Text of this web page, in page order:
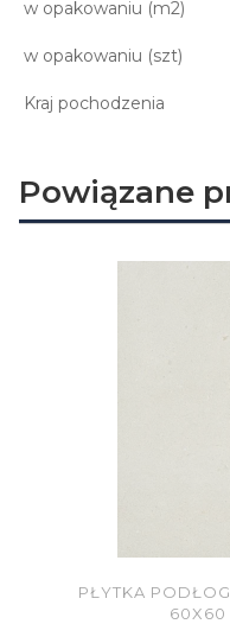
w opakowaniu (m2)
w opakowaniu (szt)
Kraj pochodzenia
Powiązane
PŁYTKA
60X60